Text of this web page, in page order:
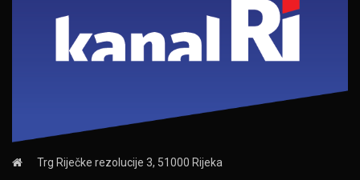
Trg Riječke rezolucije 3, 51000 Rijeka